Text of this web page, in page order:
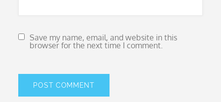
Save my name, email, and website in this
browser for the next time I comment.